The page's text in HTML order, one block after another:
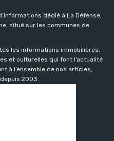
dédié à La Défense,
situé sur les communes de
les informations immobilières,
et culturelles qui font l’actualité
à l’ensemble de nos articles,
2003.